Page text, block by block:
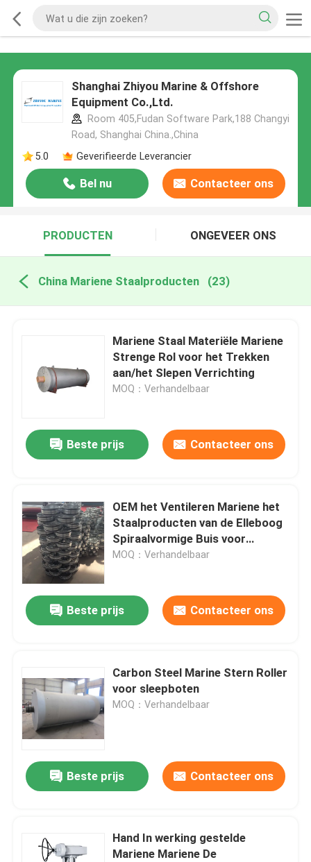
Shanghai Zhiyou Marine & Offshore
Equipment Co.,Ltd.
Room 405,Fudan Software Park,188 Changyi
Road, Shanghai China.,China
5.0
Geverifieerde Leverancier
Bel nu Contacteer ons
PRODUCTEN ONGEVEER ONS
China Mariene Staalproducten (23)
Mariene Staal Materiële Mariene
Strenge Rol voor het Trekken
aan/het Slepen Verrichting
MOQ：Verhandelbaar
Beste prijs Contacteer ons
OEM het Ventileren Mariene het
Staalproducten van de Elleboog
Spiraalvormige Buis voor
Airconditioningssysteem
MOQ：Verhandelbaar
Beste prijs Contacteer ons
Carbon Steel Marine Stern Roller
voor sleepboten
MOQ：Verhandelbaar
Beste prijs Contacteer ons
Hand In werking gestelde
Mariene Mariene De